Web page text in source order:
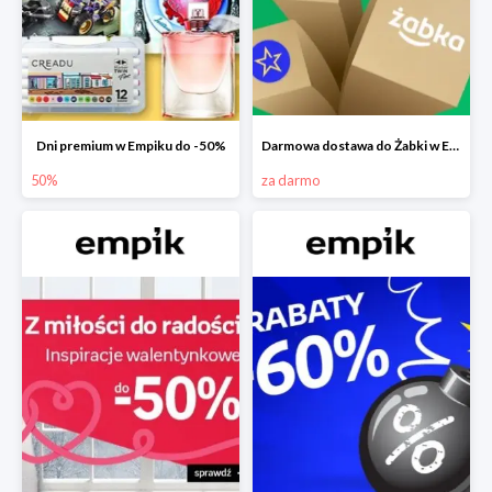
Dni premium w Empiku do -50%
50%
Darmowa dostawa do Żabki w Empiku
za darmo